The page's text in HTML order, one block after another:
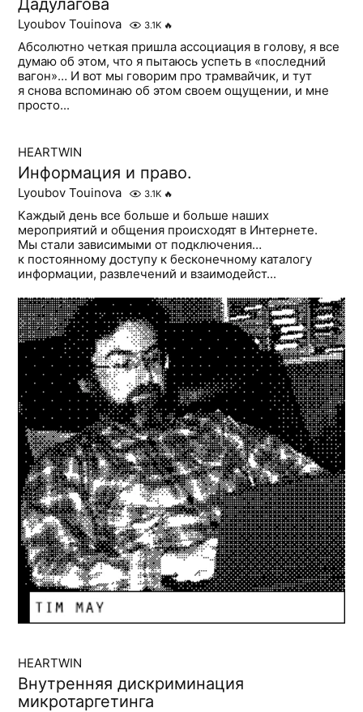
Дадулагова
Lyoubov Touinova 3.1K 🔥
Абсолютно четкая пришла ассоциация в голову, я все
думаю об этом, что я пытаюсь успеть в «последний
вагон»… И вот мы говорим про трамвайчик, и тут
я снова вспоминаю об этом своем ощущении, и мне
просто...
HEARTWIN
Информация и право.
Lyoubov Touinova 3.1K 🔥
Каждый день все больше и больше наших
мероприятий и общения происходят в Интернете.
Мы стали зависимыми от подключения…
к постоянному доступу к бесконечному каталогу
информации, развлечений и взаимодейст...
HEARTWIN
Внутренняя дискриминация
микротаргетинга